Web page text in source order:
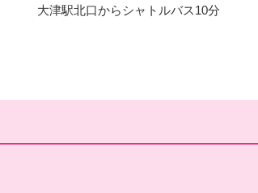
大津駅北口からシャトルバス10分